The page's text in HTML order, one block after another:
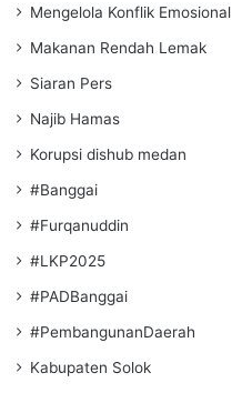
Mengelola Konflik Emosional
Makanan Rendah Lemak
Siaran Pers
Najib Hamas
Korupsi dishub medan
#Banggai
#Furqanuddin
#LKP2025
#PADBanggai
#PembangunanDaerah
Kabupaten Solok